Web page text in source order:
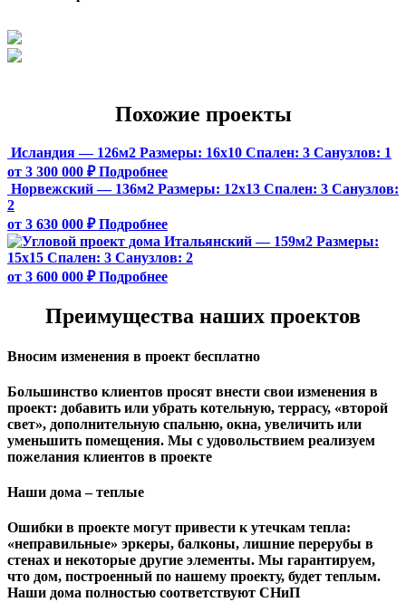
Похожие проекты
Исландия — 126м2 Размеры: 16х10 Спален: 3 Санузлов: 1
от 3 300 000 ₽ Подробнее
Норвежский — 136м2 Размеры: 12х13 Спален: 3 Санузлов:
2
от 3 630 000 ₽ Подробнее
Итальянский — 159м2 Размеры:
15х15 Спален: 3 Санузлов: 2
от 3 600 000 ₽ Подробнее
Преимущества наших проектов
Вносим изменения в проект бесплатно
Большинство клиентов просят внести свои изменения в
проект: добавить или убрать котельную, террасу, «второй
свет», дополнительную спальню, окна, увеличить или
уменьшить помещения. Мы с удовольствием реализуем
пожелания клиентов в проекте
Наши дома – теплые
Ошибки в проекте могут привести к утечкам тепла:
«неправильные» эркеры, балконы, лишние перерубы в
стенах и некоторые другие элементы. Мы гарантируем,
чтo дом, построенный по нашему проекту, будет теплым.
Наши дома полностью соответствуют СНиП